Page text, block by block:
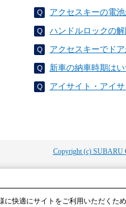
アクセスキーの電
ハンドルロックの
アクセスキーでド
新車の納車時期は
アイサイト・アイ
Copyright (c) SUBARU
に快適にサイトをご利用いただく